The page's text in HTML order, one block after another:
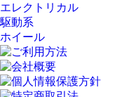
エレクトリカル
駆動系
ホイール
ご利用方法
会社概要
個人情報保護方針